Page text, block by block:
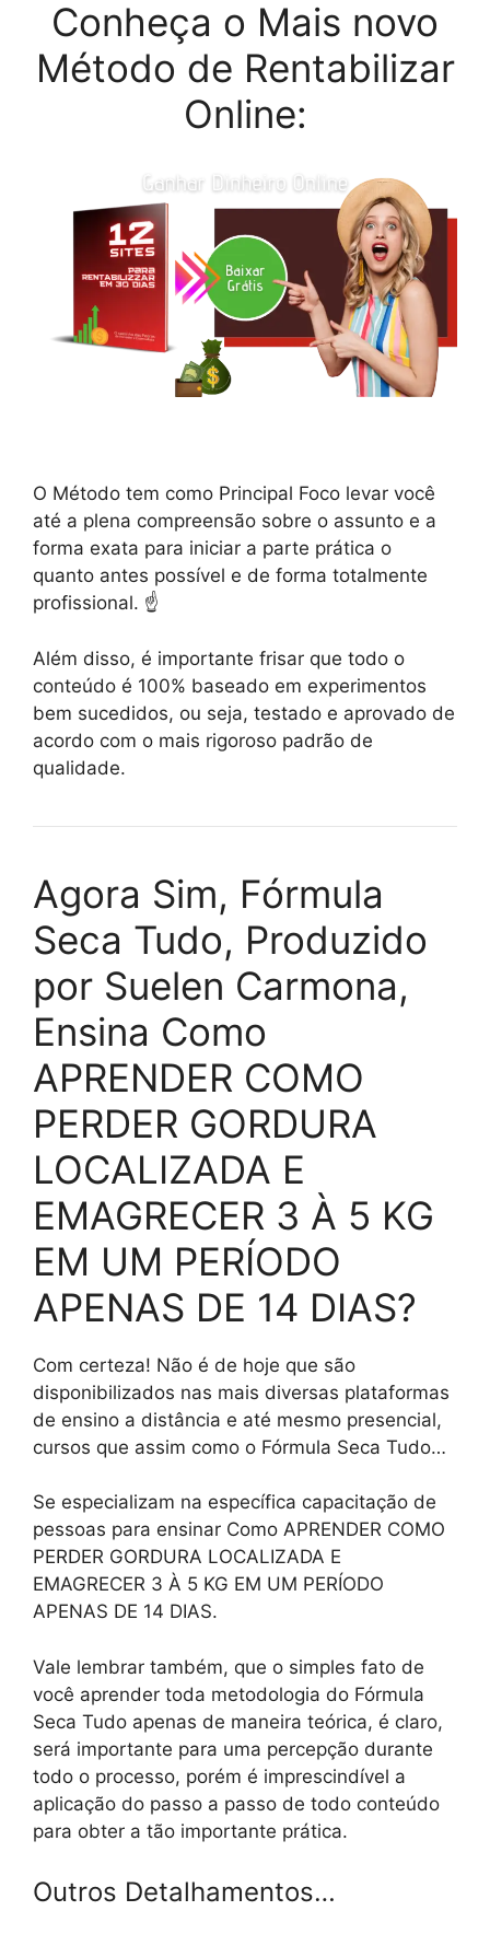
Conheça o Mais novo
Método de Rentabilizar
Online:
O Método tem como Principal Foco levar você
até a plena compreensão sobre o assunto e a
forma exata para iniciar a parte prática o
quanto antes possível e de forma totalmente
profissional. ☝️
Além disso, é importante frisar que todo o
conteúdo é 100% baseado em experimentos
bem sucedidos, ou seja, testado e aprovado de
acordo com o mais rigoroso padrão de
qualidade.
Agora Sim, Fórmula
Seca Tudo, Produzido
por Suelen Carmona,
Ensina Como
APRENDER COMO
PERDER GORDURA
LOCALIZADA E
EMAGRECER 3 À 5 KG
EM UM PERÍODO
APENAS DE 14 DIAS?
Com certeza! Não é de hoje que são
disponibilizados nas mais diversas plataformas
de ensino a distância e até mesmo presencial,
cursos que assim como o Fórmula Seca Tudo…
Se especializam na específica capacitação de
pessoas para ensinar Como APRENDER COMO
PERDER GORDURA LOCALIZADA E
EMAGRECER 3 À 5 KG EM UM PERÍODO
APENAS DE 14 DIAS.
Vale lembrar também, que o simples fato de
você aprender toda metodologia do Fórmula
Seca Tudo apenas de maneira teórica, é claro,
será importante para uma percepção durante
todo o processo, porém é imprescindível a
aplicação do passo a passo de todo conteúdo
para obter a tão importante prática.
Outros Detalhamentos…